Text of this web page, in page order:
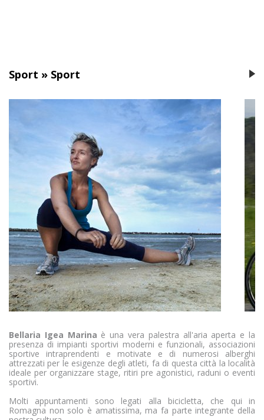
I cookie statistici aiutano i proprietari del sito web a capire
come i visitatori interagiscono, raccogliendo e
trasmettendo informazioni in forma anonima.
Vedi la lista completa
Marketing
I cookie per il marketing vengono utilizzati per monitorare i
visitatori nei siti web. L'intento è quello di visualizzare
annunci pertinenti e coinvolgenti per il singolo utente e
quindi quelli di maggior valore per gli editori e gli
inserzionisti terzi.
Vedi la lista completa
Sport » Sport
Bellaria Igea Marina è una vera palestra all'aria aperta e la
presenza di impianti sportivi moderni e funzionali, associazioni
sportive intraprendenti e motivate e di numerosi alberghi
attrezzati per le esigenze degli atleti, fa di questa città la località
ideale per organizzare stage, ritiri pre agonistici, raduni o eventi
sportivi.
Molti appuntamenti sono legati alla bicicletta, che qui in
Romagna non solo è amatissima, ma fa parte integrante della